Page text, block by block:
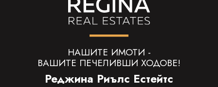
НАШИТЕ ИМОТИ -
ВАШИТЕ ПЕЧЕЛИВШИ ХОДОВЕ!
Реджина Риълс Естейтс